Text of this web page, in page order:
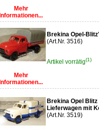
Mehr
Informationen...
Mehr
Informationen...
Brekina Opel-
(Art.Nr. 3516)
Artikel vorrätig(1)
Brekina Opel
Lieferwagen mit
(Art.Nr. 3519)